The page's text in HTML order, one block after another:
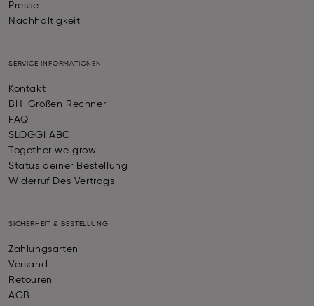
Presse
Nachhaltigkeit
SERVICE INFORMATIONEN
Kontakt
BH-Größen Rechner
FAQ
SLOGGI ABC
Together we grow
Status deiner Bestellung
Widerruf Des Vertrags
SICHERHEIT & BESTELLUNG
Zahlungsarten
Versand
Retouren
AGB